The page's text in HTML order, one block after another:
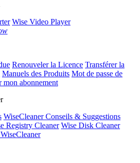
Wise Video Player
Renouveler la Licence Transférer la
Manuels des Produits Mot de passe de
mon abonnement
WiseCleaner Conseils & Suggestions
Registry Cleaner Wise Disk Cleaner